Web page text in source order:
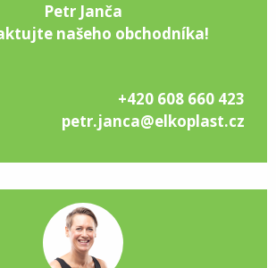
Petr Janča
našeho obchodníka!
+420 608 660 423
petr.janca@elkoplast.cz